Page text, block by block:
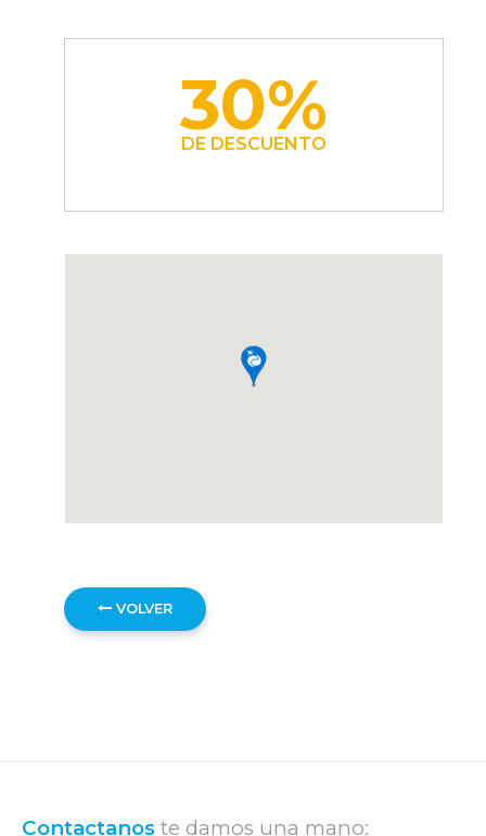
30%
DE DESCUENTO
VOLVER
Contactanos te damos una mano: